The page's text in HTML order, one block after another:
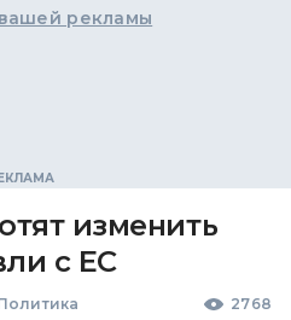
рекламы
изменить
с ЕС
2768